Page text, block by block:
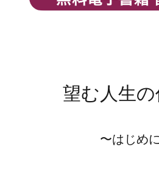
望む人生
〜はじめ